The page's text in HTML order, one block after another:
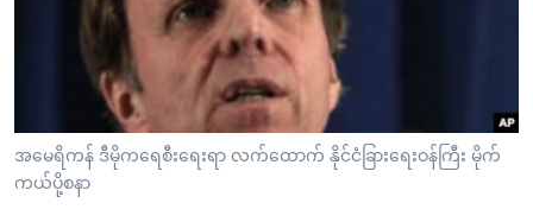
သို့
ကျော်
ရုပ်ရှင်ထဲက အင်္ဂလိပ်စာ
သုတပဒေသာ အင်္ဂလိပ်စာ
ရေဒီယို/တီဗွီအစီအစဉ်
Learning English
ဗွီအိုအေ လူမှုကွန်ယက်များ
အမေရိကန် ဒီမိုကရေစီးရေးရာ လက်ထောက် နိုင်ငံခြားရေးဝန်ကြီး မိုက်
ကယ်ပို့စနာ